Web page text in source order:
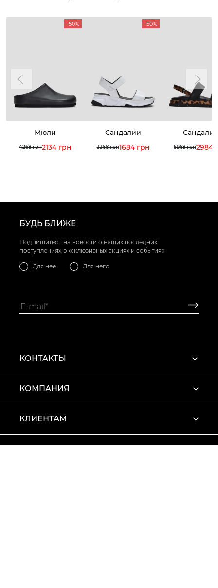
-50%
Мюли
4268 грн2134 грн
-50%
Сандалии
3368 грн1684 грн 5968 грн2984
БУДЬ БЛИЖЕ
Подпишитесь на новости о наших последних
поступлениях, эксклюзивных акциях и событиях
Для нее Для него
КОНТАКТЫ
КОМПАНИЯ
КЛИЕНТАМ